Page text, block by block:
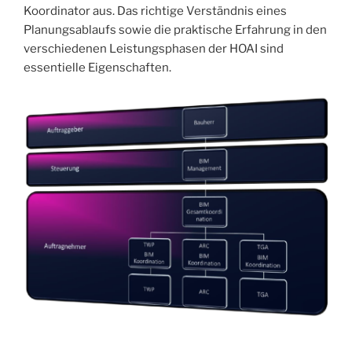
Koordinator aus. Das richtige Verständnis eines
Planungsablaufs sowie die praktische Erfahrung in den
verschiedenen Leistungsphasen der HOAI sind
essentielle Eigenschaften.